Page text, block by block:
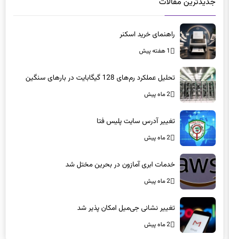
راهنمای خرید اسکنر
1 هفته پیش
2 ماه پیش
2 ماه پیش
2 ماه پیش
2 ماه پیش